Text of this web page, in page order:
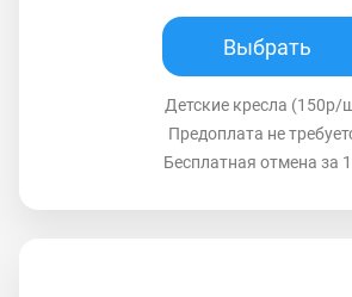
Выбрать
Детские кресла (150р/
Предоплата не
Бесплатная отмена за